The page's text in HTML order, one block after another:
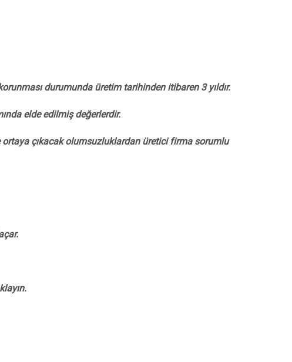
durumunda üretim tarihinden itibaren 3 yıldır.
elde edilmiş değerlerdir.
çıkacak olumsuzluklardan üretici firma sorumlu